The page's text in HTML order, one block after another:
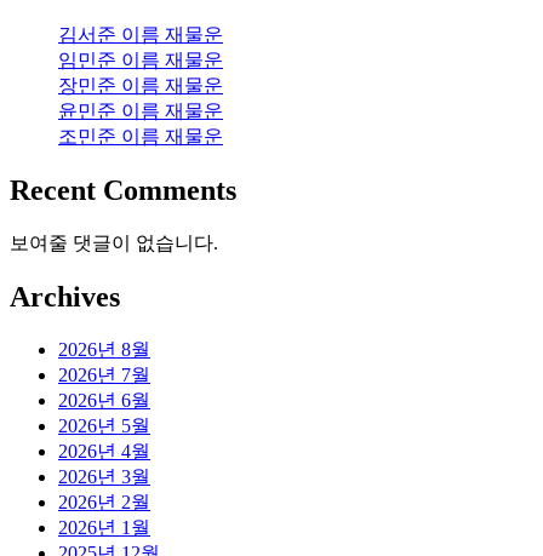
김서준 이름 재물운
임민준 이름 재물운
장민준 이름 재물운
윤민준 이름 재물운
조민준 이름 재물운
Recent Comments
보여줄 댓글이 없습니다.
Archives
2026년 8월
2026년 7월
2026년 6월
2026년 5월
2026년 4월
2026년 3월
2026년 2월
2026년 1월